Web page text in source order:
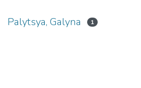
Palytsya, Galyna 1